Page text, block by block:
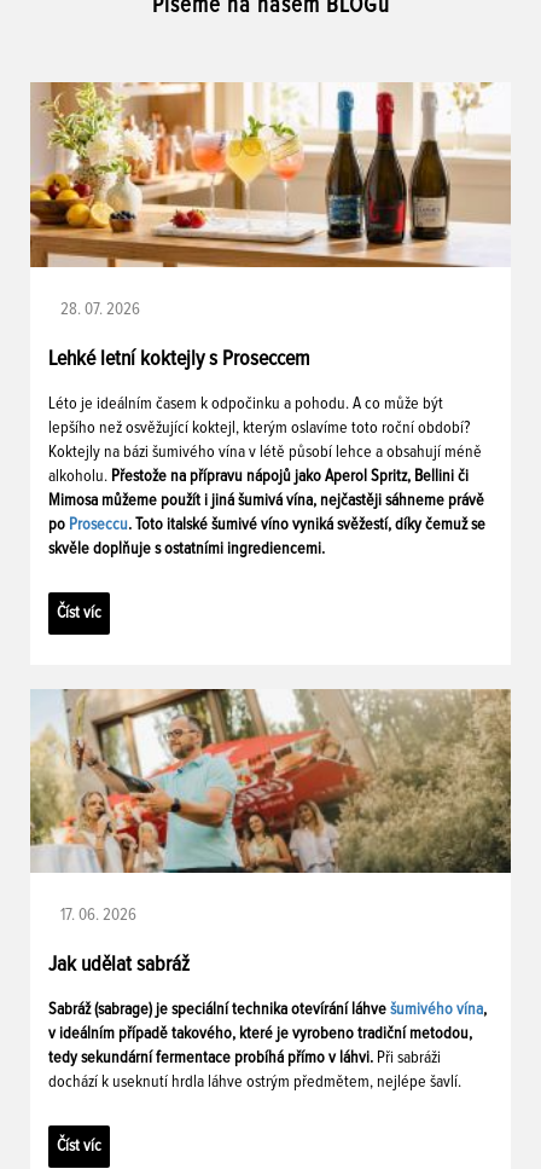
Píšeme na našem BLOGu
28. 07. 2026
Lehké letní koktejly s Proseccem
Léto je ideálním časem k odpočinku a pohodu. A co může být
lepšího než osvěžující koktejl, kterým oslavíme toto roční období?
Koktejly na bázi šumivého vína v létě působí lehce a obsahují méně
alkoholu. Přestože na přípravu nápojů jako Aperol Spritz, Bellini či
Mimosa můžeme použít i jiná šumivá vína, nejčastěji sáhneme právě
po Proseccu. Toto italské šumivé víno vyniká svěžestí, díky čemuž se
skvěle doplňuje s ostatními ingrediencemi.
Číst víc
17. 06. 2026
Jak udělat sabráž
Sabráž (sabrage) je speciální technika otevírání láhve šumivého vína,
v ideálním případě takového, které je vyrobeno tradiční metodou,
tedy sekundární fermentace probíhá přímo v láhvi. Při sabráži
dochází k useknutí hrdla láhve ostrým předmětem, nejlépe šavlí.
Číst víc